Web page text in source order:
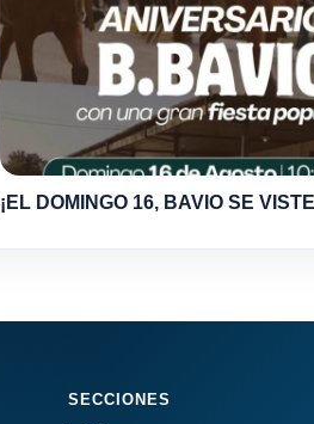
¡EL DOMINGO 16, BAVIO SE
SECCIONES